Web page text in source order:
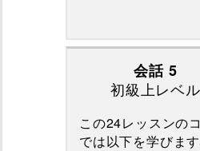
会話 5
初級上レベル
この24レッスンの
では以下を学びます